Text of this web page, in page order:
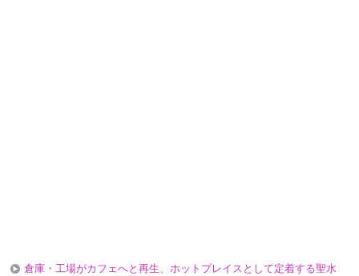
倉庫・工場がカフェへと再生、ホットプレイスとして定着する聖水